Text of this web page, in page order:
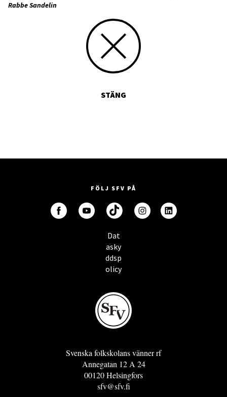
Rabbe Sandelin
STÄNG
FÖLJ SFV PÅ
Dat
asky
ddsp
olicy
Svenska folkskolans vänner rf
Annegatan 12 A 24
00120 Helsingfors
sfv@sfv.fi